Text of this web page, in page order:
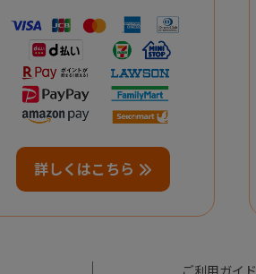
詳しくはこちら
ご利用ガイド